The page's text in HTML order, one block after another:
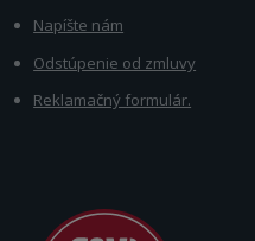
Napíšte nám
Odstúpenie od zmluvy
Reklamačný formulár.